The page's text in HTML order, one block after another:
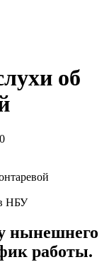
об
НБУ
нынешнего
работы.